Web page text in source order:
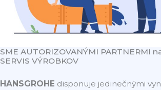
SME AUTORIZOVANÝMI PARTNERMI
SERVIS VÝROBKOV
HANSGROHE disponuje jedinečnými